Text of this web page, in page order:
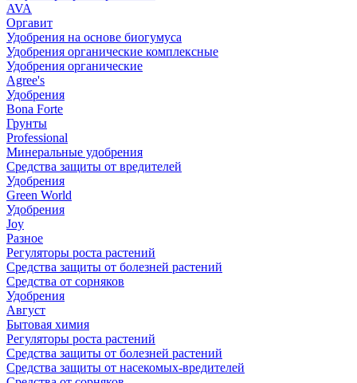
AVA
Оргавит
Удобрения на основе биогумуса
Удобрения органические комплексные
Удобрения органические
Agree's
Удобрения
Bona Forte
Грунты
Professional
Минеральные удобрения
Средства защиты от вредителей
Удобрения
Green World
Удобрения
Joy
Разное
Регуляторы роста растений
Средства защиты от болезней растений
Средства от сорняков
Удобрения
Август
Бытовая химия
Регуляторы роста растений
Средства защиты от болезней растений
Средства защиты от насекомых-вредителей